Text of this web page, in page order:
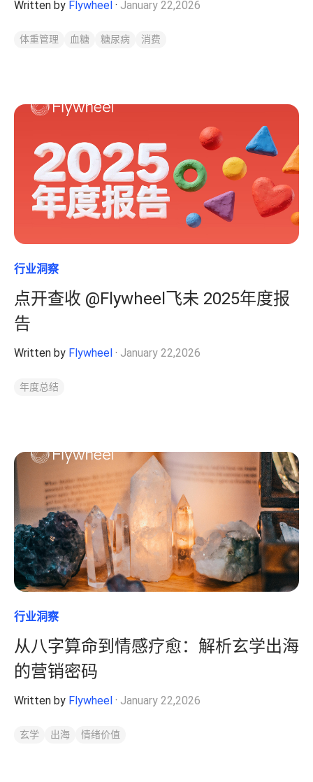
Written by Flywheel · January 22,2026
体重管理 血糖 糖尿病 消费
行业洞察
点开查收 @Flywheel飞未 2025年度报
告
Written by Flywheel · January 22,2026
年度总结
行业洞察
从八字算命到情感疗愈：解析玄学出海
的营销密码
Written by Flywheel · January 22,2026
玄学 出海 情绪价值